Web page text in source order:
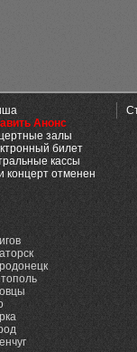
Анонс
залы
билет
кассы
концерт отменен